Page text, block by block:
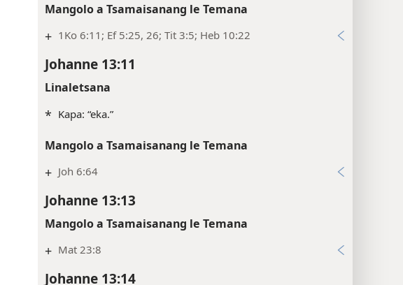
Mangolo a Tsamaisanang le Temana
+ 1Ko 6:11; Ef 5:25, 26; Tit 3:5; Heb 10:22
Johanne 13:11
Linaletsana
* Kapa: “eka.”
Mangolo a Tsamaisanang le Temana
+ Joh 6:64
Johanne 13:13
Mangolo a Tsamaisanang le Temana
+ Mat 23:8
Johanne 13:14